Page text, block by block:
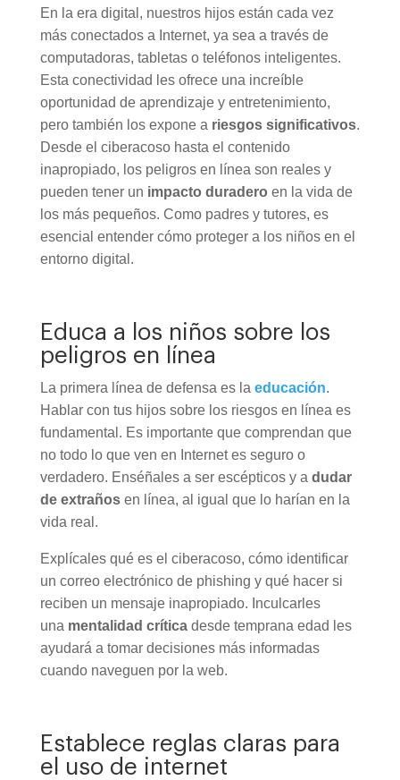
En la era digital, nuestros hijos están cada vez
más conectados a Internet, ya sea a través de
computadoras, tabletas o teléfonos inteligentes.
Esta conectividad les ofrece una increíble
oportunidad de aprendizaje y entretenimiento,
pero también los expone a riesgos significativos.
Desde el ciberacoso hasta el contenido
inapropiado, los peligros en línea son reales y
pueden tener un impacto duradero en la vida de
los más pequeños. Como padres y tutores, es
esencial entender cómo proteger a los niños en el
entorno digital.
Educa a los niños sobre los
peligros en línea
La primera línea de defensa es la educación.
Hablar con tus hijos sobre los riesgos en línea es
fundamental. Es importante que comprendan que
no todo lo que ven en Internet es seguro o
verdadero. Enséñales a ser escépticos y a dudar
de extrañosen línea, al igual que lo harían en la
vida real.
Explícales qué es el ciberacoso, cómo identificar
un correo electrónico de phishing y qué hacer si
reciben un mensaje inapropiado. Inculcarles
una mentalidad críticadesde temprana edad les
ayudará a tomar decisiones más informadas
cuando naveguen por la web.
Establece reglas claras para
el uso de internet